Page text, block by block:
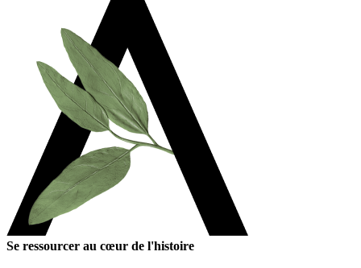
Se ressourcer au cœur de l'histoire